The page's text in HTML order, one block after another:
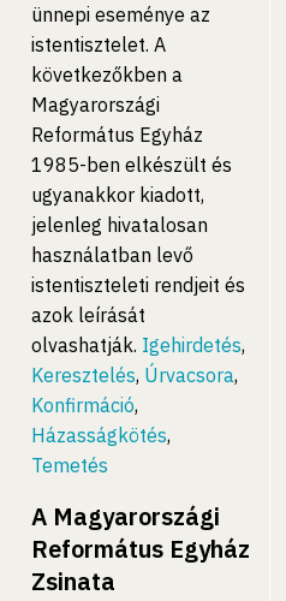
ünnepi eseménye az
istentisztelet. A
következőkben a
Magyarországi
Református Egyház
1985-ben elkészült és
ugyanakkor kiadott,
jelenleg hivatalosan
használatban levő
istentiszteleti rendjeit és
azok leírását
olvashatják. Igehirdetés,
Keresztelés, Úrvacsora,
Konfirmáció,
Házasságkötés,
Temetés
A Magyarországi
Református Egyház
Zsinata